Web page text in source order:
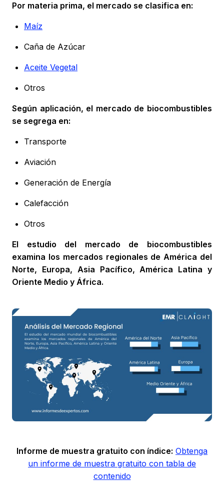
Por materia prima, el mercado se clasifica en:
Maíz
Caña de Azúcar
Aceite Vegetal
Otros
Según aplicación, el mercado de biocombustibles
se segrega en:
Transporte
Aviación
Generación de Energía
Calefacción
Otros
El estudio del mercado de biocombustibles
examina los mercados regionales de América del
Norte, Europa, Asia Pacífico, América Latina y
Oriente Medio y África.
Informe de muestra gratuito con índice: Obtenga
un informe de muestra gratuito con tabla de
contenido